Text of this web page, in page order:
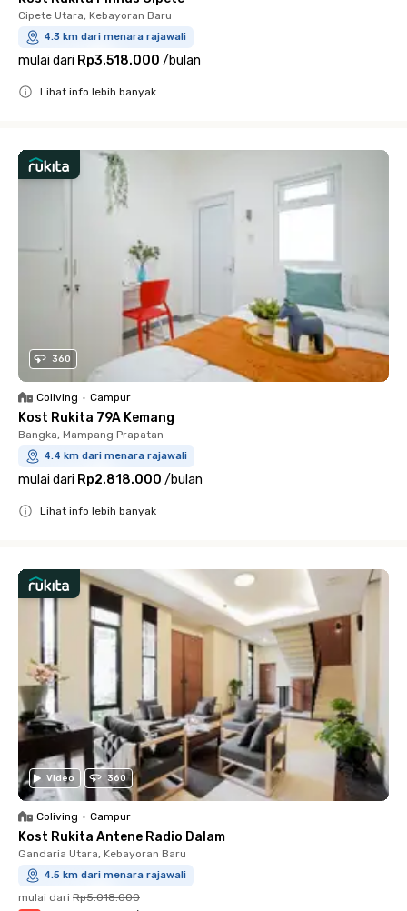
Cipete Utara, Kebayoran Baru
4.3 km dari menara rajawali
mulai dari Rp3.518.000 /bulan
Lihat info lebih banyak
360
Coliving • Campur
Kost Rukita 79A Kemang
Bangka, Mampang Prapatan
4.4 km dari menara rajawali
mulai dari Rp2.818.000 /bulan
Lihat info lebih banyak
Video 360
Coliving • Campur
Kost Rukita Antene Radio Dalam
Gandaria Utara, Kebayoran Baru
4.5 km dari menara rajawali
mulai dari Rp5.018.000